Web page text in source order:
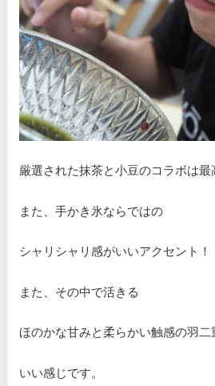
厳選された抹茶と小豆のコラボは最
また、手かき氷ならではの
シャリシャリ感がいいアクセント！
また、その中で活きる
ほのかな甘みと柔らかい触感の羽二
いい感じです。